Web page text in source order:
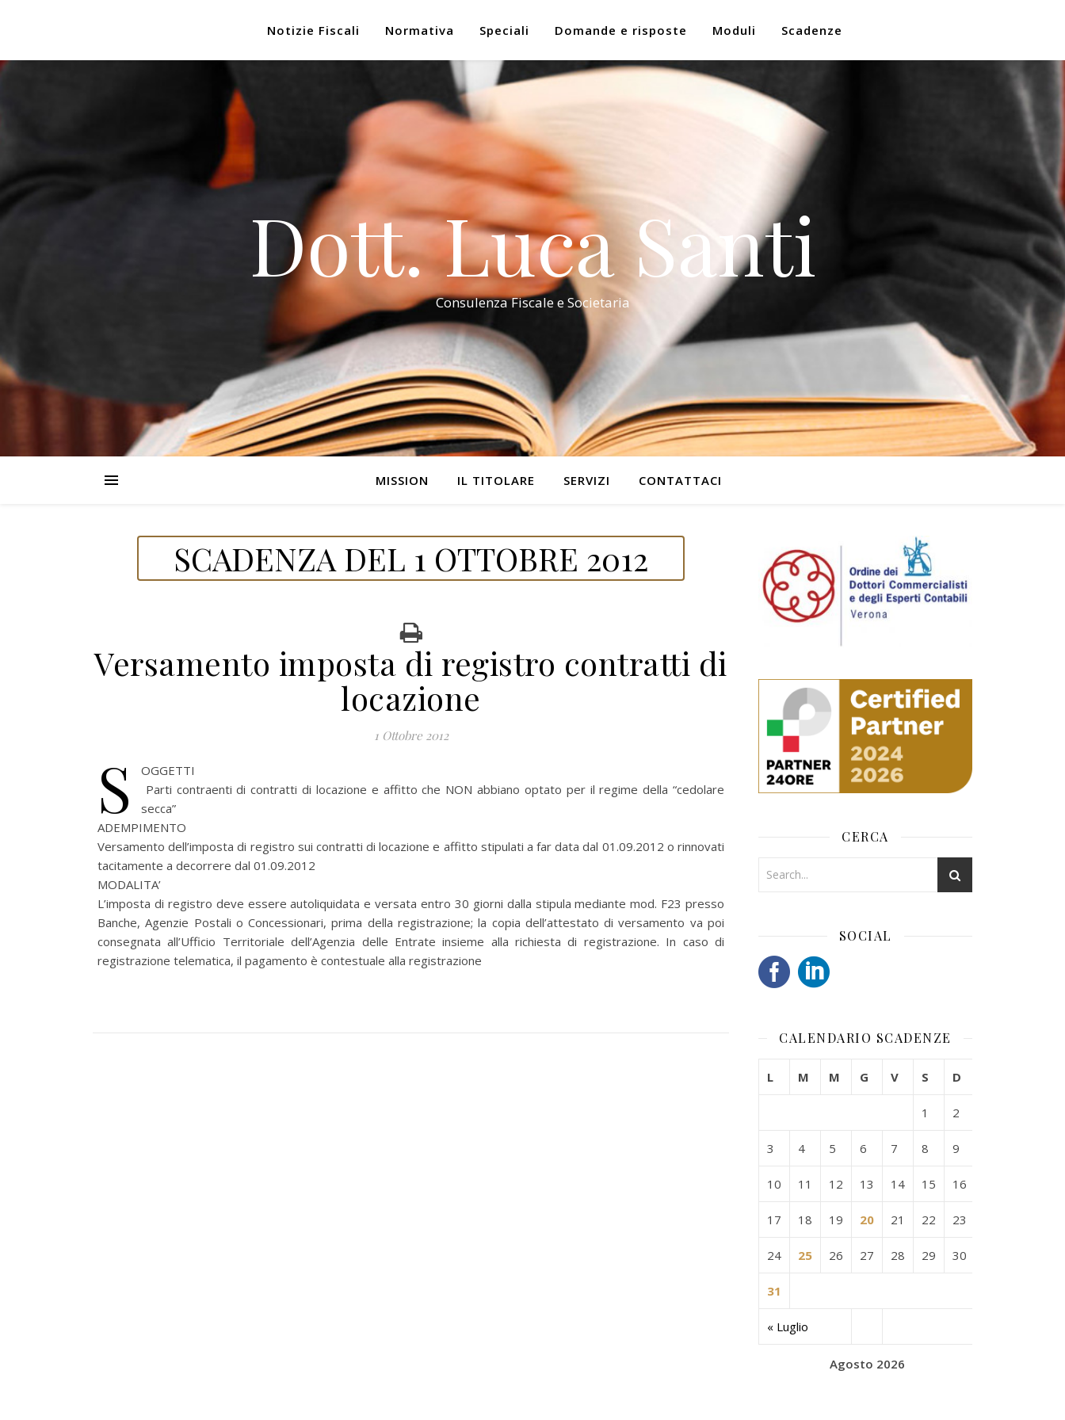
Notizie Fiscali Normativa Speciali Domande e risposte Moduli Scadenze
Dott. Luca Santi
Consulenza Fiscale e Societaria
MISSION IL TITOLARE SERVIZI CONTATTACI
SCADENZA DEL 1 OTTOBRE 2012
Versamento imposta di registro contratti di
locazione
1 Ottobre 2012
S
OGGETTI
Parti contraenti di contratti di locazione e affitto che NON abbiano optato per il regime della “cedolare
secca”
ADEMPIMENTO
Versamento dell’imposta di registro sui contratti di locazione e affitto stipulati a far data dal 01.09.2012 o rinnovati
tacitamente a decorrere dal 01.09.2012
MODALITA’
L’imposta di registro deve essere autoliquidata e versata entro 30 giorni dalla stipula mediante mod. F23 presso
Banche, Agenzie Postali o Concessionari, prima della registrazione; la copia dell’attestato di versamento va poi
consegnata all’Ufficio Territoriale dell’Agenzia delle Entrate insieme alla richiesta di registrazione. In caso di
registrazione telematica, il pagamento è contestuale alla registrazione
CERCA
SOCIAL
CALENDARIO SCADENZE
Agosto 2026
L M M G V S D
« Luglio
1 2
3 4 5 6 7 8 9
10 11 12 13 14 15 16
17 18 19 20 21 22 23
24 25 26 27 28 29 30
31